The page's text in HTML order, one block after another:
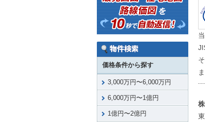
価格条件から探す
3,000万円〜6,000万円
6,000万円〜1億円
1億円〜2億円